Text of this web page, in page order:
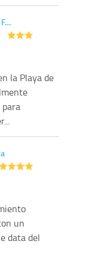
la Playa de
un
data del